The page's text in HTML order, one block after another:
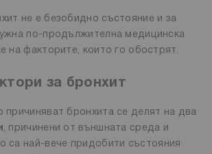
не е безобидно състояние и за
по-продължителна медицинска
на факторите, които го обострят.
за бронхит
причиняват бронхита се делят на два
, причинени от външната среда и
са най-вече придобити състояния